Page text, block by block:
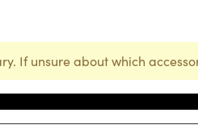
If unsure about which